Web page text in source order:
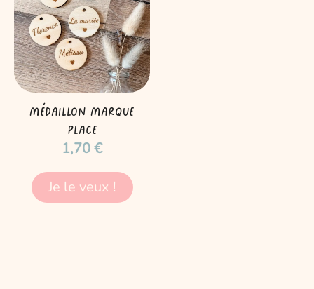
Médaillon Marque
place
1,70€
Je le veux !